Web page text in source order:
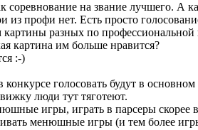
соревнование на звание лучшего. А
профи нет. Есть просто
картины разных по
картина им больше нравится?
:-)
голосовать будут в
люди тут тяготеют.
игры, играть в парсеры скорее
менюшные игры (и тем более